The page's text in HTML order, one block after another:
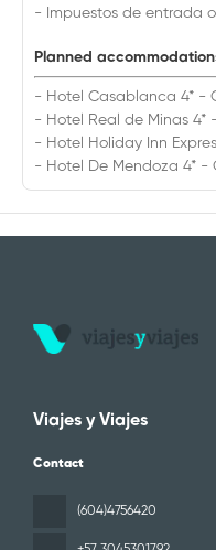
- Impuestos de entrada
Planned
- Hotel Casablanca 4* -
- Hotel Real de Minas 4*
- Hotel Holiday Inn
- Hotel De Mendoza 4* -
Viajes y Viajes
Contact
(604)4756420